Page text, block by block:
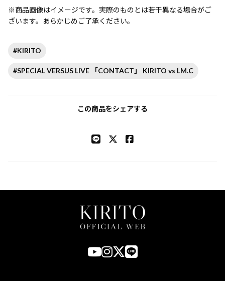
※商品画像はイメージです。実際のものとは若干異なる場合がご
ざいます。あらかじめご了承ください。
#KIRITO
#SPECIAL VERSUS LIVE 「CONTACT」 KIRITO vs LM.C
この商品をシェアする